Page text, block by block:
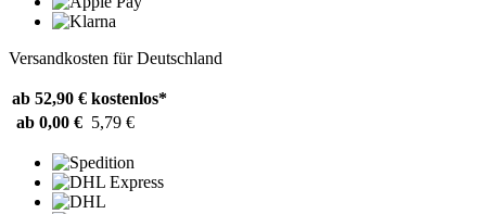
Versandkosten für Deutschland
ab 52,90 € kostenlos*
ab 0,00 € 5,79 €